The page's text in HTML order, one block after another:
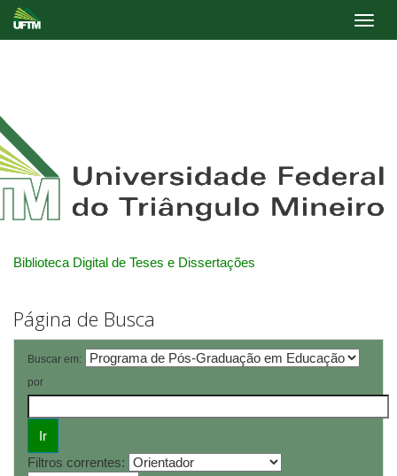
Biblioteca Digital de Teses e Dissertações
Página de Busca
Buscar em:
por
Filtros correntes: